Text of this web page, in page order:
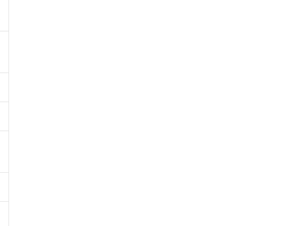
ください。
しないようお願いしま
ンバーズにご登録され
よび当社の共同利用者
することをご了承くだ
るものではありません。
出荷製品に未対応品が
り、2022年1月12日よ
を及ぼさない年数を意
場合は、取り引きをい
担当のオムロン制御